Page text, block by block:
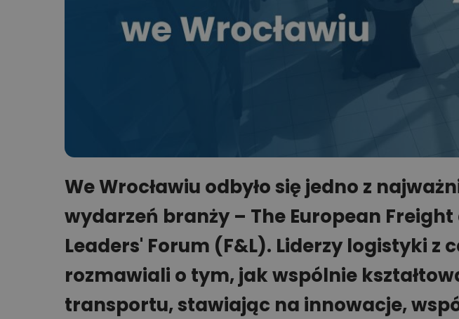
We Wrocławiu odbyło się jedno z
wydarzeń branży – The European
Leaders' Forum (F&L). Liderzy logistyki z
rozmawiali o tym, jak wspólnie
transportu, stawiając na innowacje,